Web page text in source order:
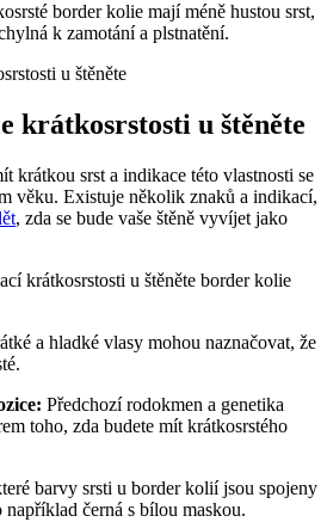
border kolie mají méně hustou srst,
k zamotání a plstnatění.
krátkosrstosti u štěněte
krátkou srst a indikace této vlastnosti se
věku. Existuje několik znaků a indikací,
, zda se bude vaše štěně vyvíjet jako
krátkosrstosti u štěněte border kolie
a hladké vlasy mohou naznačovat, že
Předchozí rodokmen a genetika
toho, zda budete mít krátkosrstého
barvy srsti u border kolií jsou spojeny
například černá s bílou maskou.